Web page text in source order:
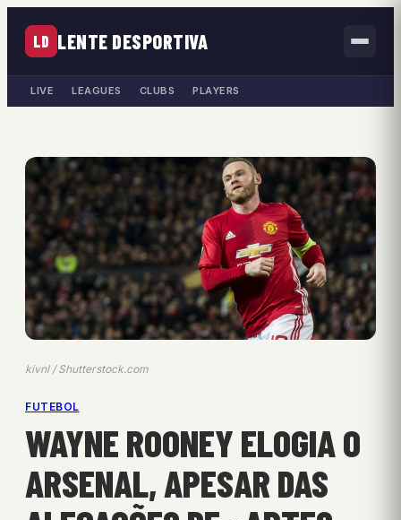
LD LENTE DESPORTIVA
LIVE LEAGUES CLUBS PLAYERS
kivnl / Shutterstock.com
FUTEBOL
WAYNE ROONEY ELOGIA O
ARSENAL, APESAR DAS